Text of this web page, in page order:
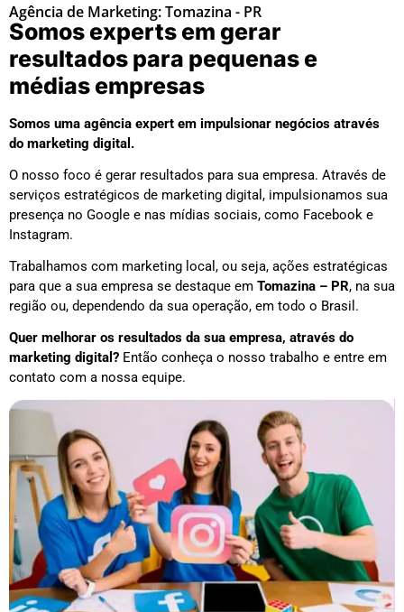
Agência de Marketing: Tomazina - PR
Somos experts em gerar
resultados para pequenas e
médias empresas
Somos uma agência expert em impulsionar negócios através
do marketing digital.
O nosso foco é gerar resultados para sua empresa. Através de
serviços estratégicos de marketing digital, impulsionamos sua
presença no Google e nas mídias sociais, como Facebook e
Instagram.
Trabalhamos com marketing local, ou seja, ações estratégicas
para que a sua empresa se destaque em Tomazina – PR, na sua
região ou, dependendo da sua operação, em todo o Brasil.
Quer melhorar os resultados da sua empresa, através do
marketing digital? Então conheça o nosso trabalho e entre em
contato com a nossa equipe.